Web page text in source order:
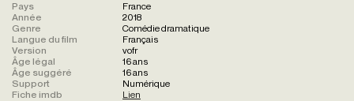
Pays
France
Année
2018
Genre
Comédie dramatique
Langue du film
Français
Version
vofr
Âge légal
16 ans
Âge suggéré
16 ans
Support
Numérique
Fiche imdb
Lien